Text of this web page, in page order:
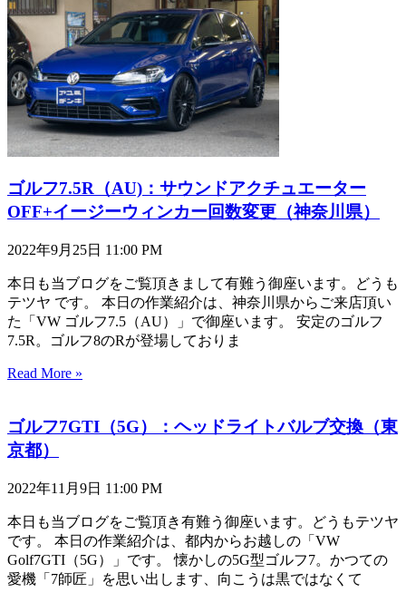
ゴルフ7.5R（AU)：サウンドアクチュエーター
OFF+イージーウィンカー回数変更（神奈川県）
2022年9月25日 11:00 PM
本日も当ブログをご覧頂きまして有難う御座います。どうも
テツヤ です。 本日の作業紹介は、神奈川県からご来店頂い
た「VW ゴルフ7.5（AU）」で御座います。 安定のゴルフ
7.5R。ゴルフ8のRが登場しておりま
Read More »
ゴルフ7GTI（5G）：ヘッドライトバルブ交換（東
京都）
2022年11月9日 11:00 PM
本日も当ブログをご覧頂き有難う御座います。どうもテツヤ
です。 本日の作業紹介は、都内からお越しの「VW
Golf7GTI（5G）」です。 懐かしの5G型ゴルフ7。かつての
愛機「7師匠」を思い出します、向こうは黒ではなくて